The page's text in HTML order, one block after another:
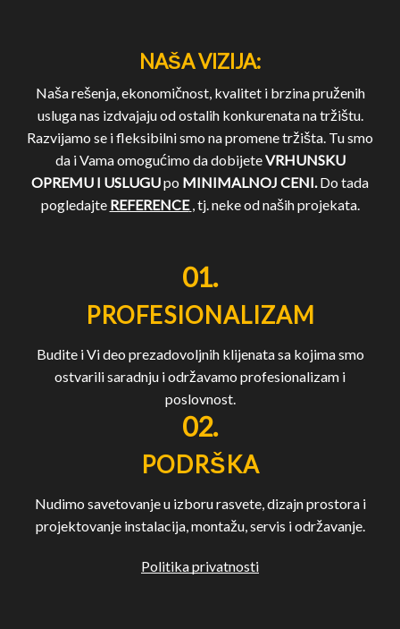
NAŠA VIZIJA:
Naša rešenja, ekonomičnost, kvalitet i brzina pruženih
usluga nas izdvajaju od ostalih konkurenata na tržištu.
Razvijamo se i fleksibilni smo na promene tržišta. Tu smo
da i Vama omogućimo da dobijeteVRHUNSKU
OPREMU I USLUGUpo MINIMALNOJ CENI.Do tada
pogledajte REFERENCE , tj. neke od naših projekata.
01.
PROFESIONALIZAM
Budite i Vi deo prezadovoljnih klijenata sa kojima smo
ostvarili saradnju i održavamo profesionalizam i
poslovnost.
02.
PODRŠKA
Nudimo savetovanje u izboru rasvete, dizajn prostora i
projektovanje instalacija, montažu, servis i održavanje.
Politika privatnosti